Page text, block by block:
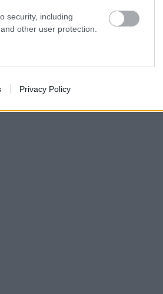
security, including
other user protection.
Privacy Policy